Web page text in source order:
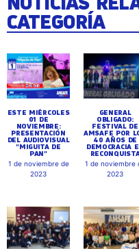
CATEGORÍA
ESTE MIÉRCOLES
01 DE
NOVIEMBRE:
PRESENTACIÓN
DEL AUDIOVISUAL
"MIGUITA DE
PAN"
1 de noviembre de
2023
GENERAL
OBLIGADO:
FESTIVAL DE
AMSAFE POR
40 AÑOS DE
DEMOCRACIA
1 de noviembre
2023